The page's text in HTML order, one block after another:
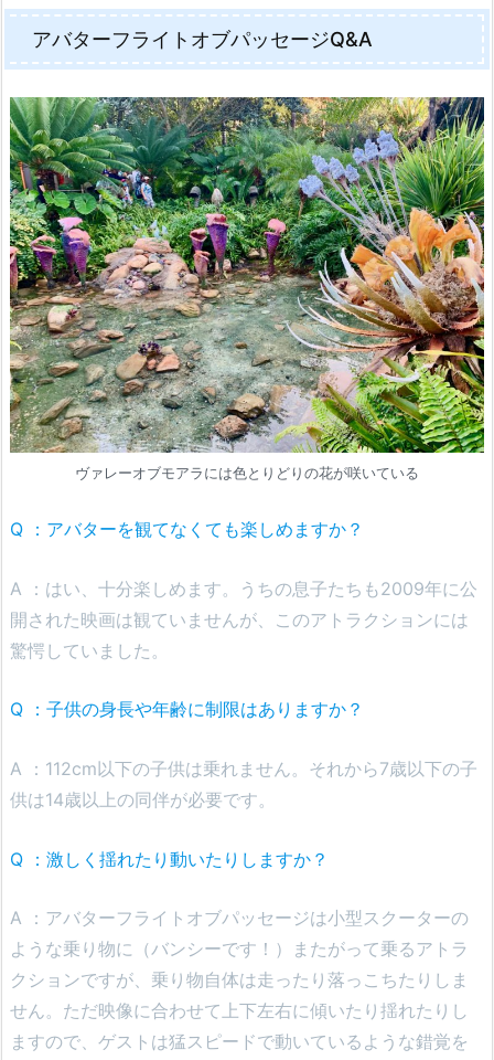
アバターフライトオブパッセージQ&A
ヴァレーオブモアラには色とりどりの花が咲いている
Q ：アバターを観てなくても楽しめますか？
A ：はい、十分楽しめます。うちの息子たちも2009年に公
開された映画は観ていませんが、このアトラクションには
驚愕していました。
Q ：子供の身長や年齢に制限はありますか？
A ：112cm以下の子供は乗れません。それから7歳以下の子
供は14歳以上の同伴が必要です。
Q ：激しく揺れたり動いたりしますか？
A ：アバターフライトオブパッセージは小型スクーターの
ような乗り物に（バンシーです！）またがって乗るアトラ
クションですが、乗り物自体は走ったり落っこちたりしま
せん。ただ映像に合わせて上下左右に傾いたり揺れたりし
ますので、ゲストは猛スピードで動いているような錯覚を